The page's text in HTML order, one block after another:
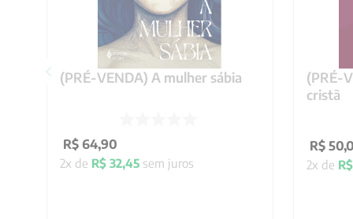
(PRÉ-VENDA) A mulher sábia
R$ 64,90
2x de R$ 32,45sem juros
(PRÉ-
cristã
R$ 50,
2x de R$